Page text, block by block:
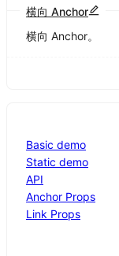
横向 Anchor
横向 Anchor。
Basic demo
Static demo
API
Anchor Props
Link Props